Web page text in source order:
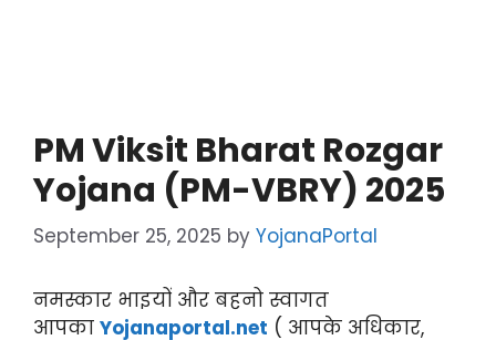
PM Viksit Bharat Rozgar
Yojana (PM-VBRY) 2025
September 25, 2025 by YojanaPortal
नमस्कार भाइयों और बहनो स्वागत
आपका Yojanaportal.net ( आपके अधिकार,